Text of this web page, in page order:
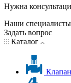
Нужна
Наши
Задать вопрос
Каталог